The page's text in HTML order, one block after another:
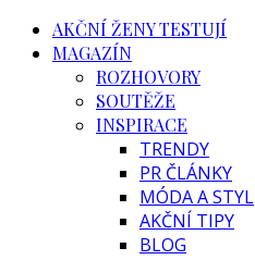
AKČNÍ ŽENY TESTUJÍ
MAGAZÍN
ROZHOVORY
SOUTĚŽE
INSPIRACE
TRENDY
PR ČLÁNKY
MÓDA A STYL
AKČNÍ TIPY
BLOG